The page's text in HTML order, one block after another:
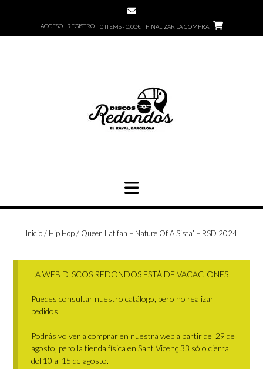
ACCESO | REGISTRO 0 ITEMS - 0,00€ FINALIZAR LA COMPRA
Inicio/ Hip Hop/ Queen Latifah – Nature Of A Sista’ – RSD 2024
LA WEB DISCOS REDONDOS ESTÁ DE VACACIONES
Puedes consultar nuestro catálogo, pero no realizar
pedidos.
Podrás volver a comprar en nuestra web a partir del 29 de
agosto, pero la tienda física en Sant Vicenç 33 sólo cierra
del 10 al 15 de agosto.